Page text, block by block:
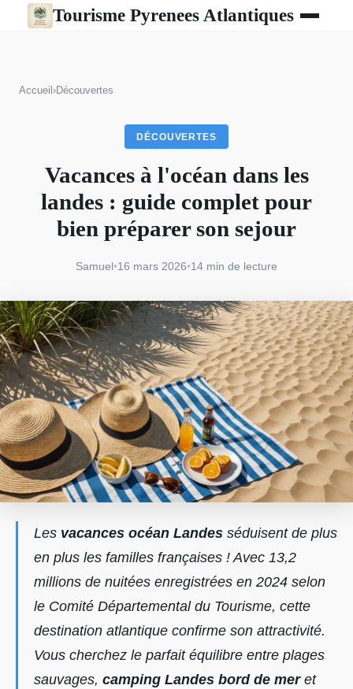
Tourisme Pyrenees Atlantiques
Accueil ›Découvertes
DÉCOUVERTES
Vacances à l'océan dans les
landes : guide complet pour
bien préparer son sejour
Samuel•16 mars 2026•14 min de lecture
Les vacances océan Landes séduisent de plus
en plus les familles françaises ! Avec 13,2
millions de nuitées enregistrées en 2024 selon
le Comité Départemental du Tourisme, cette
destination atlantique confirme son attractivité.
Vous cherchez le parfait équilibre entre plages
sauvages, camping Landes bord de meret